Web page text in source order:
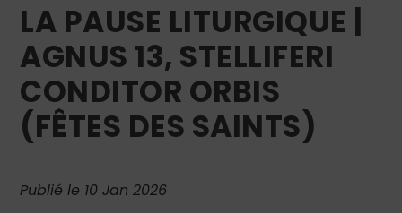
LA PAUSE LITURGIQUE |
AGNUS 13, STELLIFERI
CONDITOR ORBIS
(FÊTES DES SAINTS)
Publié le 10 Jan 2026